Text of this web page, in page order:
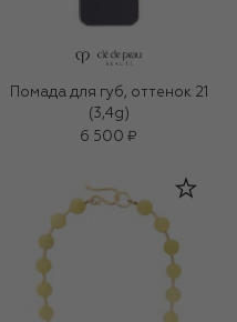
Помада для губ, оттенок 21
(3,4g)
6 500 ₽